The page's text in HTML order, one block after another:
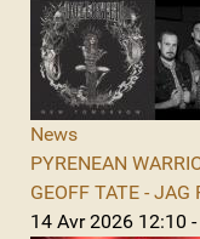
News
PYRENEAN
GEOFF TATE - JAG
14 Avr 2026 12:10